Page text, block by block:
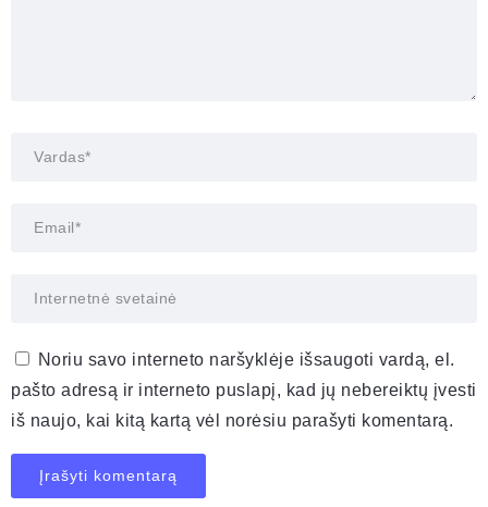
Noriu savo interneto naršyklėje išsaugoti vardą, el.
pašto adresą ir interneto puslapį, kad jų nebereiktų įvesti
iš naujo, kai kitą kartą vėl norėsiu parašyti komentarą.